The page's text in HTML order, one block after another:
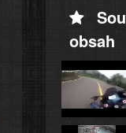
obsah